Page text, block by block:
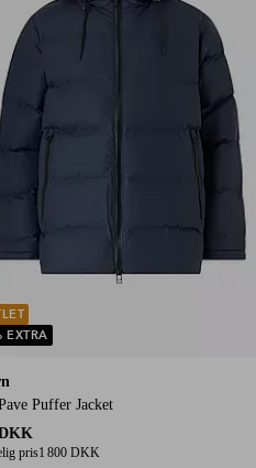
Puffer Jacket
pris1 800 DKK
EXTRA